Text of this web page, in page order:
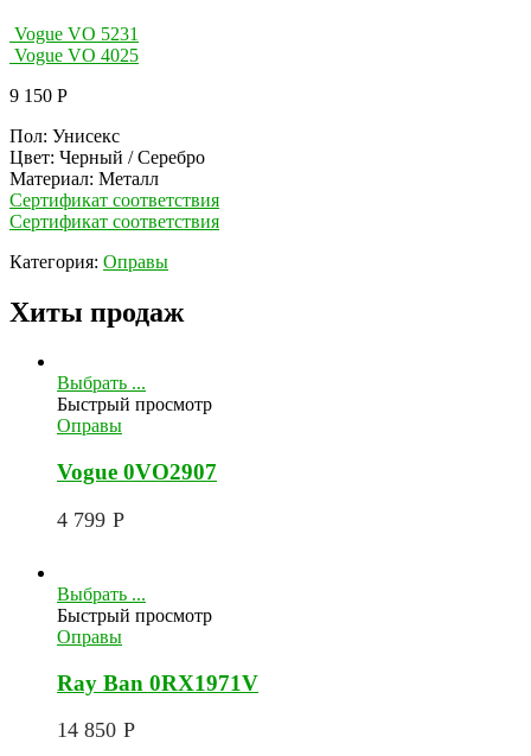
Vogue VO 5231
Vogue VO 4025
9 150 Р
Пол: Унисекс
Цвет: Черный / Серебро
Материал: Металл
Сертификат соответствия
Сертификат соответствия
Категория: Оправы
Хиты продаж
Выбрать ...
Быстрый просмотр
Оправы
Vogue 0VO2907
4 799 Р
Выбрать ...
Быстрый просмотр
Оправы
Ray Ban 0RX1971V
14 850 Р